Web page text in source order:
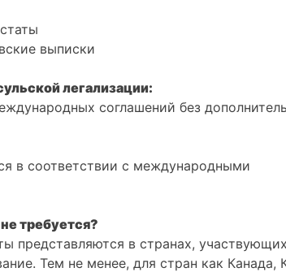
выписки
легализации:
соглашений без
в соответствии с международными
требуется?
представляются в странах,
Тем не менее, для стран как Канада,